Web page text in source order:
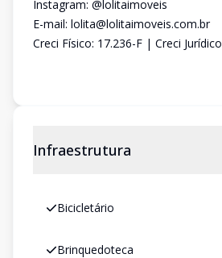
Instagram: @lolitaimoveis
E-mail: lolita@lolitaimoveis.com.br
Creci Físico: 17.236-F | Creci
Infraestrutura
Bicicletário
Brinquedoteca